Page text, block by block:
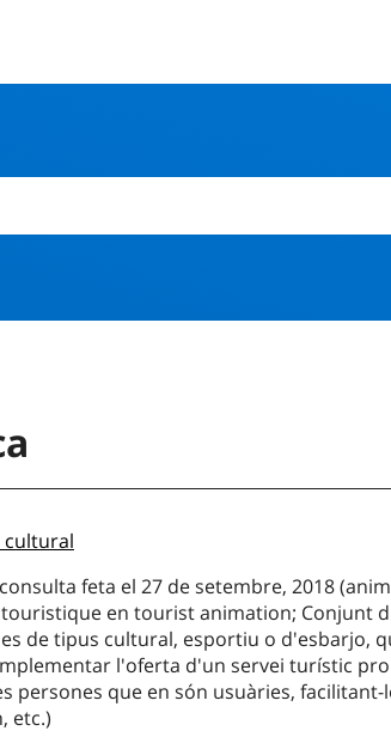
cultural
consulta feta el 27 de setembre, 2018
en tourist animation; Conjunt
de tipus cultural, esportiu o d'esbarjo,
l'oferta d'un servei turístic
persones que en són usuàries,
etc.)